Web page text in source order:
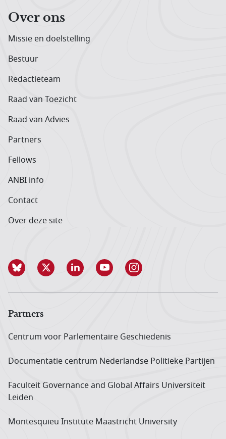
Over ons
Missie en doelstelling
Bestuur
Redactieteam
Raad van Toezicht
Raad van Advies
Partners
Fellows
ANBI info
Contact
Over deze site
Partners
Centrum voor Parlementaire Geschiedenis
Documentatie centrum Neder­landse Politieke Partijen
Faculteit Governance and Global Affairs Universiteit
Leiden
Montesquieu Institute Maastricht University